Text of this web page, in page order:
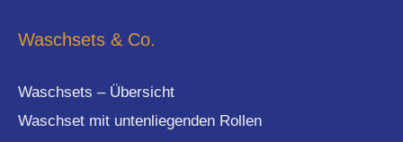
Waschsets & Co.
Waschsets – Übersicht
Waschset mit untenliegenden Rollen